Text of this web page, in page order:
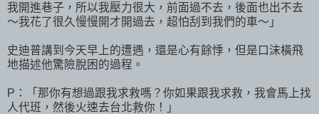
我開進巷子，所以我壓力很大，前面過不去，後面也出不去
～我花了很久慢慢開才開過去，超怕刮到我們的車～」
史迪普講到今天早上的遭遇，還是心有餘悸，但是口沫橫飛
地描述他驚險脫困的過程。
P：「那你有想過跟我求救嗎？你如果跟我求救，我會馬上找
人代班，然後火速去台北救你！」